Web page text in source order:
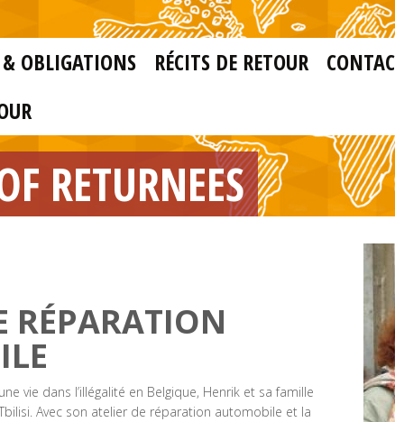
OBLIGATIONS RÉCITS DE RETOUR
RETURNEES
RÉPARATION
vie dans l’illégalité en Belgique, Henrik et sa famille
Avec son atelier de réparation automobile et la